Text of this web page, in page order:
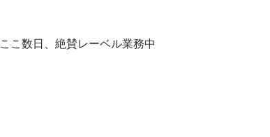
ここ数日、絶賛レーベル業務中